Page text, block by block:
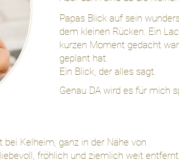
Papas Blick auf sein
dem kleinen Rücken. Ein
kurzen Moment gedacht
geplant hat.
Ein Blick, der alles sagt.
Genau DA wird es für mich
Kelheim, ganz in der Nähe von
fröhlich und ziemlich weit entfernt